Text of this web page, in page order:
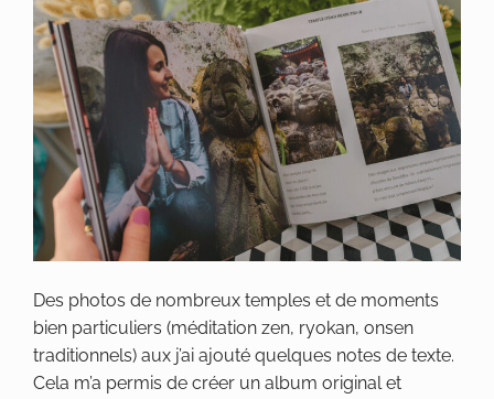
Des photos de nombreux temples et de moments
bien particuliers (méditation zen, ryokan, onsen
traditionnels) aux j’ai ajouté quelques notes de texte.
Cela m’a permis de créer un album original et